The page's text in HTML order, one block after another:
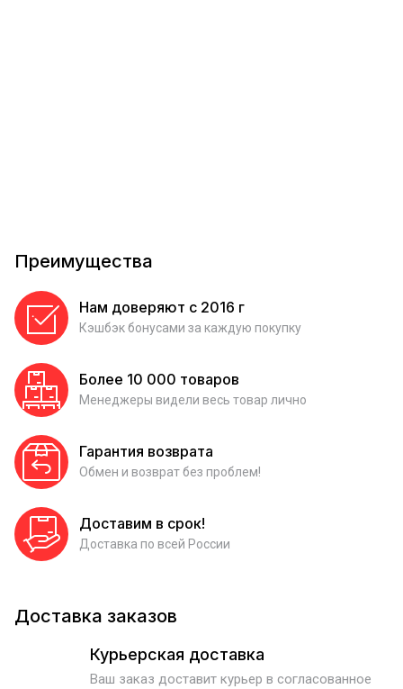
Преимущества
Нам доверяют с 2016 г
Кэшбэк бонусами за каждую покупку
Более 10 000 товаров
Менеджеры видели весь товар лично
Гарантия возврата
Обмен и возврат без проблем!
Доставим в срок!
Доставка по всей России
Доставка заказов
Курьерская доставка
Ваш заказ доставит курьер в согласованное